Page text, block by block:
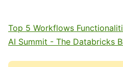
Top 5 Workflows
AI Summit - The Databricks